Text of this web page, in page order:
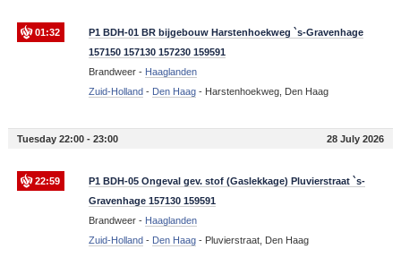
01:32
P1 BDH-01 BR bijgebouw Harstenhoekweg `s-Gravenhage
157150 157130 157230 159591
Brandweer - Haaglanden
Zuid-Holland- Den Haag- Harstenhoekweg, Den Haag
Tuesday 22:00 - 23:00 28 July 2026
22:59
P1 BDH-05 Ongeval gev. stof (Gaslekkage) Pluvierstraat `s-
Gravenhage 157130 159591
Brandweer - Haaglanden
Zuid-Holland- Den Haag- Pluvierstraat, Den Haag